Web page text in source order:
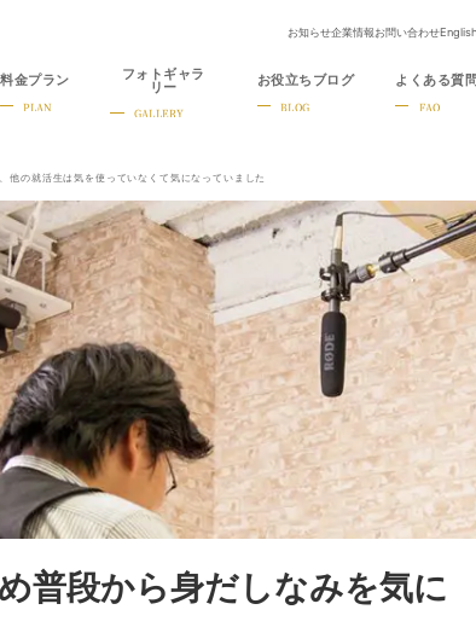
お知らせ企業情報お問い合わせ
料金プラン
PLAN
フォトギャラ
リー
GALLERY
お役立ちブログ
BLOG
よくある質
FAQ
他の就活生は気を使っていなくて気になっていました
普段から身だしなみを気に